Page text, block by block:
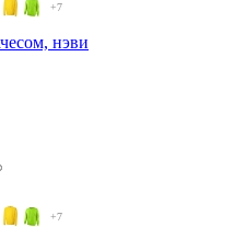
+7
нэви
+7